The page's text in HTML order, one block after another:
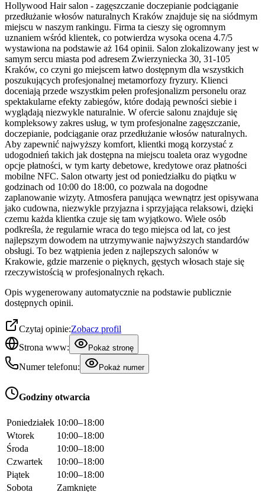
Hollywood Hair salon - zagęszczanie doczepianie podciąganie
przedłużanie włosów naturalnych Kraków znajduje się na siódmym
miejscu w naszym rankingu. Firma ta cieszy się ogromnym
uznaniem wśród klientek, co potwierdza wysoka ocena 4.7/5
wystawiona na podstawie aż 164 opinii. Salon zlokalizowany jest w
samym sercu miasta pod adresem Zwierzyniecka 30, 31-105
Kraków, co czyni go miejscem łatwo dostępnym dla wszystkich
poszukujących profesjonalnej metamorfozy fryzury. Klienci
doceniają przede wszystkim pełen profesjonalizm personelu oraz
spektakularne efekty zabiegów, które dodają pewności siebie i
wyglądają niezwykle naturalnie. W ofercie salonu znajduje się
kompleksowy zakres usług, w tym profesjonalne zagęszczanie,
doczepianie, podciąganie oraz przedłużanie włosów naturalnych.
Aby zapewnić najwyższy komfort, klientki mogą korzystać z
udogodnień takich jak dostępna na miejscu toaleta oraz wygodne
opcje płatności, w tym karty debetowe, kredytowe oraz płatności
mobilne NFC. Salon otwarty jest od poniedziałku do piątku w
godzinach od 10:00 do 18:00, co pozwala na dogodne
zaplanowanie wizyty. Atmosfera panująca wewnątrz jest opisywana
jako cudowna, niezwykle przyjazna i sprzyjająca relaksowi, dzięki
czemu każda klientka czuje się tam wyjątkowo. Wiele osób
podkreśla, że regularnie wraca do tego miejsca od lat, co jest
najlepszym dowodem na utrzymywanie najwyższych standardów
obsługi. To bez wątpienia jeden z najlepszych salonów w
Krakowie, gdzie marzenie o pięknych, gęstych włosach staje się
rzeczywistością w profesjonalnych rękach.
Opis wygenerowany automatycznie na podstawie publicznie
dostępnych opinii.
Czytaj opinie:Zobacz profil
Strona www:
Pokaż stronę
Numer telefonu: Pokaż numer
Godziny otwarcia
Poniedziałek 10:00–18:00
Wtorek
10:00–18:00
Środa
10:00–18:00
Czwartek
10:00–18:00
Piątek
10:00–18:00
Sobota
Zamknięte